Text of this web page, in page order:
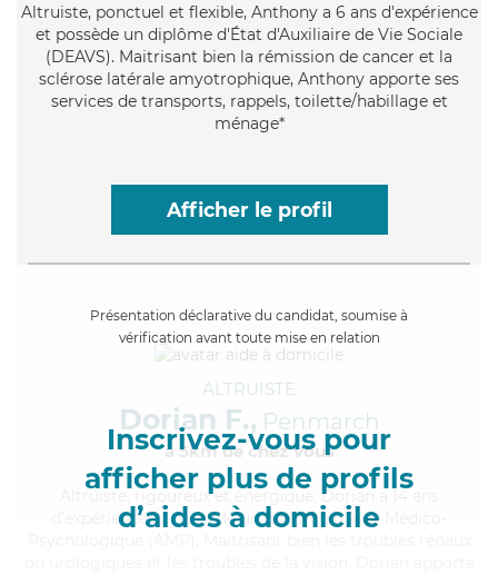
Altruiste, ponctuel et flexible, Anthony a 6 ans d'expérience
et possède un diplôme d'État d'Auxiliaire de Vie Sociale
(DEAVS). Maitrisant bien la rémission de cancer et la
sclérose latérale amyotrophique, Anthony apporte ses
services de transports, rappels, toilette/habillage et
ménage*
Afficher le profil
Présentation déclarative du candidat, soumise à
vérification avant toute mise en relation
Inscrivez-vous pour
afficher plus de profils
d’aides à domicile
ALTRUISTE
Dorian F., Penmarch
à 5km de chez Vous
, rigoureux et énergique, Dorian a 14 ans
d'expérience et possède un diplôme d'Aide Médico-